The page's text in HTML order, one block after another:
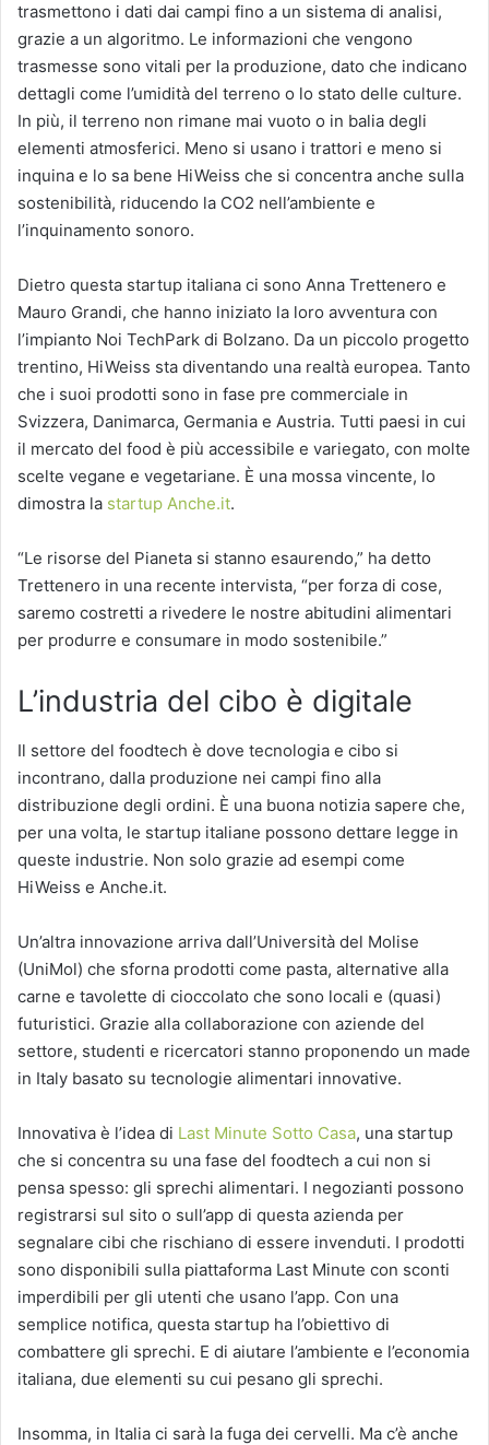
trasmettono i dati dai campi fino a un sistema di analisi,
grazie a un algoritmo. Le informazioni che vengono
trasmesse sono vitali per la produzione, dato che indicano
dettagli come l’umidità del terreno o lo stato delle culture.
In più, il terreno non rimane mai vuoto o in balia degli
elementi atmosferici. Meno si usano i trattori e meno si
inquina e lo sa bene HiWeiss che si concentra anche sulla
sostenibilità, riducendo la CO2 nell’ambiente e
l’inquinamento sonoro.
Dietro questa startup italiana ci sono Anna Trettenero e
Mauro Grandi, che hanno iniziato la loro avventura con
l’impianto Noi TechPark di Bolzano. Da un piccolo progetto
trentino, HiWeiss sta diventando una realtà europea. Tanto
che i suoi prodotti sono in fase pre commerciale in
Svizzera, Danimarca, Germania e Austria. Tutti paesi in cui
il mercato del food è più accessibile e variegato, con molte
scelte vegane e vegetariane. È una mossa vincente, lo
dimostra la startup Anche.it.
“Le risorse del Pianeta si stanno esaurendo,” ha detto
Trettenero in una recente intervista, “per forza di cose,
saremo costretti a rivedere le nostre abitudini alimentari
per produrre e consumare in modo sostenibile.”
L’industria del cibo è digitale
Il settore del foodtech è dove tecnologia e cibo si
incontrano, dalla produzione nei campi fino alla
distribuzione degli ordini. È una buona notizia sapere che,
per una volta, le startup italiane possono dettare legge in
queste industrie. Non solo grazie ad esempi come
HiWeiss e Anche.it.
Un’altra innovazione arriva dall’Università del Molise
(UniMol) che sforna prodotti come pasta, alternative alla
carne e tavolette di cioccolato che sono locali e (quasi)
futuristici. Grazie alla collaborazione con aziende del
settore, studenti e ricercatori stanno proponendo un made
in Italy basato su tecnologie alimentari innovative.
Innovativa è l’idea di Last Minute Sotto Casa, una startup
che si concentra su una fase del foodtech a cui non si
pensa spesso: gli sprechi alimentari. I negozianti possono
registrarsi sul sito o sull’app di questa azienda per
segnalare cibi che rischiano di essere invenduti. I prodotti
sono disponibili sulla piattaforma Last Minute con sconti
imperdibili per gli utenti che usano l’app. Con una
semplice notifica, questa startup ha l’obiettivo di
combattere gli sprechi. E di aiutare l’ambiente e l’economia
italiana, due elementi su cui pesano gli sprechi.
Insomma, in Italia ci sarà la fuga dei cervelli. Ma c’è anche